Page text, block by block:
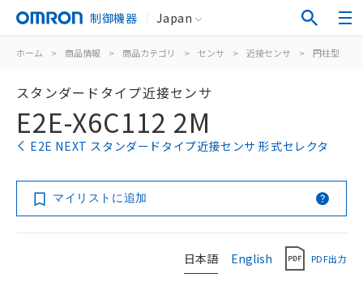
制御機器 Japan
ホーム > 商品情報 > 商品カテゴリ > センサ > 近接センサ > 円柱型
スタンダードタイプ近接センサ
E2E-X6C112 2M
E2E NEXT スタンダードタイプ近接センサ 形式セレクタ
マイリストに追加
日本語 English PDF出力